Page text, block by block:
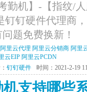
勤机】-【指纹/
钉硬件代理商
题免费换新！
阿里云代理 阿里云分销商 阿里
云EIP 阿里云PCDN
钉钉硬件 时间：2021-2-19
支持哪些